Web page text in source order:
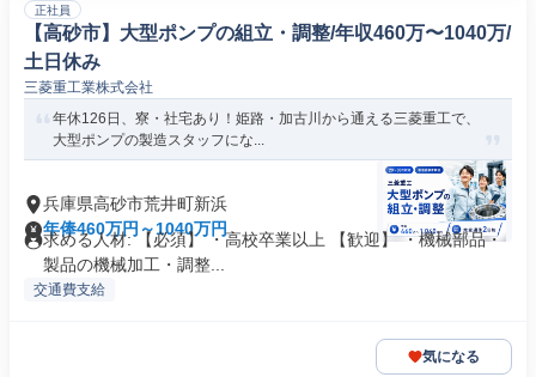
正社員
【高砂市】大型ポンプの組立・調整/年収460万〜1040万/
土日休み
三菱重工業株式会社
年休126日、寮・社宅あり！姫路・加古川から通える三菱重工で、
大型ポンプの製造スタッフにな...
兵庫県高砂市荒井町新浜
年俸460万円～1040万円
求める人材: 【必須】 ・高校卒業以上 【歓迎】 ・機械部品・
製品の機械加工・調整...
交通費支給
気になる